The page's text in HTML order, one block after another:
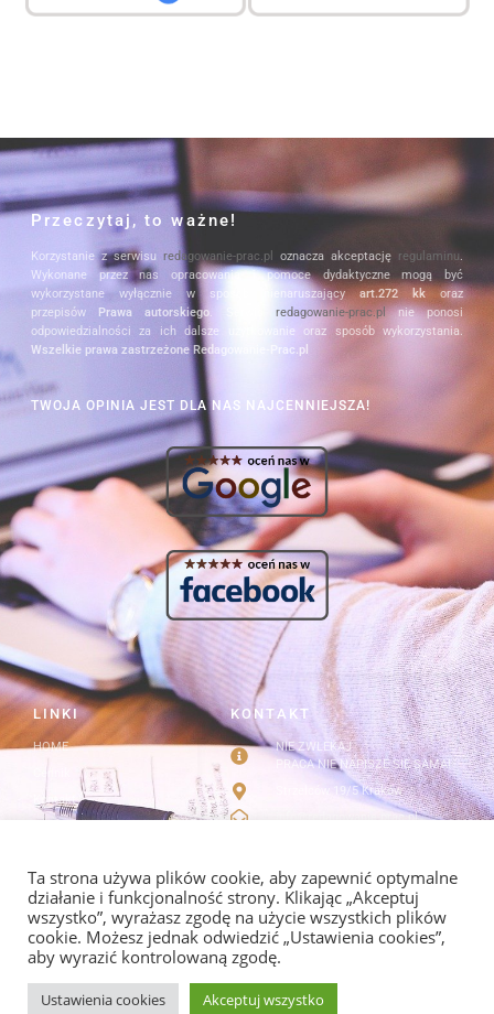
KONTAKT
NIE ZWLEKAJ
PRACA NIE NAPISZE SIĘ SAMA!
Strzelców 19/5 Kraków
info@redagowanie-prac.pl
Facebook/redagowaniepracpl
LINKI
HOME
Kontakt
Przeczytaj, to ważne!
Korzystanie z serwisu redagowanie-prac.pl oznacza akceptację regulaminu.
Wykonane przez nas opracowania i pomoce dydaktyczne mogą być
wykorzystane wyłącznie w sposób nienaruszający art.272 kkoraz
przepisów
Prawa autorskiego. Serwis redagowanie-prac.pl nie ponosi
odpowiedzialności za ich dalsze użytkowanie oraz sposób wykorzystania.
Wszelkie prawa zastrzeżone Redagowanie-Prac.pl
TWOJA OPINIA JEST DLA NAS NAJCENNIEJSZA!
Ta strona używa plików cookie, aby zapewnić optymalne
działanie i funkcjonalność strony. Klikając „Akceptuj
wszystko”, wyrażasz zgodę na użycie wszystkich plików
cookie. Możesz jednak odwiedzić „Ustawienia cookies”,
aby wyrazić kontrolowaną zgodę.
Ustawienia cookies Akceptuj wszystko